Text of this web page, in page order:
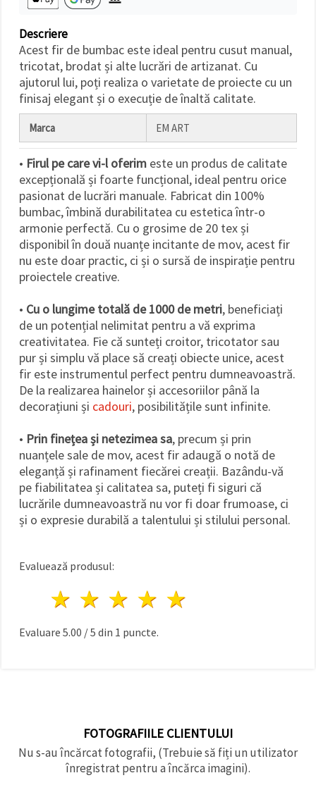
Descriere
Acest fir de bumbac este ideal pentru cusut manual,
tricotat, brodat și alte lucrări de artizanat. Cu
ajutorul lui, poți realiza o varietate de proiecte cu un
finisaj elegant și o execuție de înaltă calitate.
Marca EM ART
• Firul pe care vi-l oferim este un produs de calitate
excepțională și foarte funcțional, ideal pentru orice
pasionat de lucrări manuale. Fabricat din 100%
bumbac, îmbină durabilitatea cu estetica într-o
armonie perfectă. Cu o grosime de 20 tex și
disponibil în două nuanțe incitante de mov, acest fir
nu este doar practic, ci și o sursă de inspirație pentru
proiectele creative.
• Cu o lungime totală de 1000 de metri, beneficiați
de un potențial nelimitat pentru a vă exprima
creativitatea. Fie că sunteți croitor, tricotator sau
pur și simplu vă place să creați obiecte unice, acest
fir este instrumentul perfect pentru dumneavoastră.
De la realizarea hainelor și accesoriilor până la
decorațiuni și cadouri, posibilitățile sunt infinite.
• Prin finețea și netezimea sa, precum și prin
nuanțele sale de mov, acest fir adaugă o notă de
eleganță și rafinament fiecărei creații. Bazându-vă
pe fiabilitatea și calitatea sa, puteți fi siguri că
lucrările dumneavoastră nu vor fi doar frumoase, ci
și o expresie durabilă a talentului și stilului personal.
Evaluează produsul:
4 stele
3 stele
2 stele
1 stea
Evaluare 5.00 /5 din 1 puncte.
FOTOGRAFIILE CLIENTULUI
Nu s-au încărcat fotografii, (Trebuie să fiți un utilizator
înregistrat pentru a încărca imagini).